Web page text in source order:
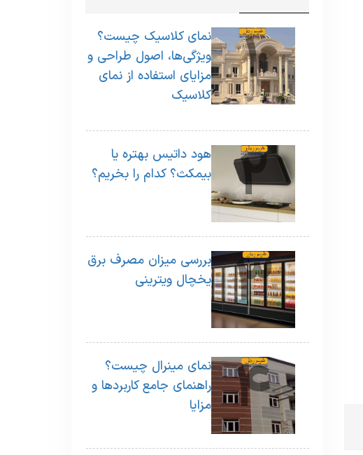
1
نمای کلاسیک چیست؟
ویژگی‌ها، اصول طراحی و
مزایای استفاده از نمای
کلاسیک
2
هود داتیس بهتره یا
بیمکث؟ کدام را بخریم؟
3
بررسی میزان مصرف برق
یخچال ویترینی
4
نمای مینرال چیست؟
راهنمای جامع کاربردها و
مزایا